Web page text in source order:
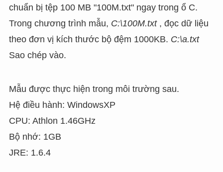
chuẩn bị tệp 100 MB "100M.txt" ngay trong ổ C.
Trong chương trình mẫu, C:\100M.txt, đọc dữ liệu
theo đơn vị kích thước bộ đệm 1000KB. C:\a.txt
Sao chép vào.
Mẫu được thực hiện trong môi trường sau.
Hệ điều hành: WindowsXP
CPU: Athlon 1.46GHz
Bộ nhớ: 1GB
JRE: 1.6.4